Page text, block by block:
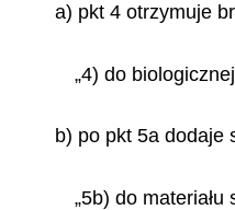
a) pkt 4 otrzymuje
„4) do
b) po pkt 5a dodaje
„5b) do